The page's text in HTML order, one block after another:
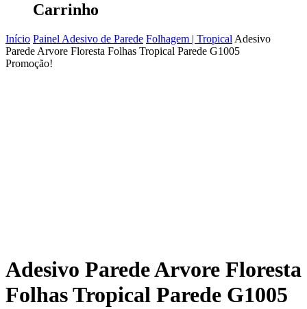
Carrinho
Início Painel Adesivo de Parede Folhagem | Tropical Adesivo
Parede Arvore Floresta Folhas Tropical Parede G1005
Promoção!
Adesivo Parede Arvore Floresta
Folhas Tropical Parede G1005